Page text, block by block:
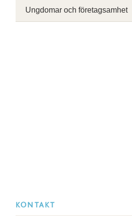
Ungdomar och företagsamhet
KONTAKT